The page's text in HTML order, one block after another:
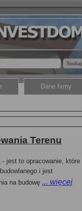
Szukaj
Dane firmy
Terenu
- jest to opracowanie, które
i jest
na budowę ... więcej